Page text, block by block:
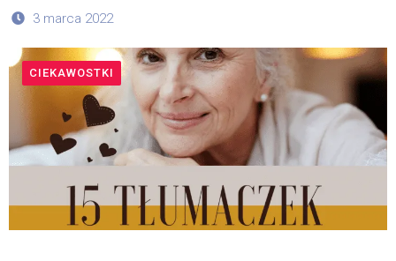
3 marca 2022
CIEKAWOSTKI